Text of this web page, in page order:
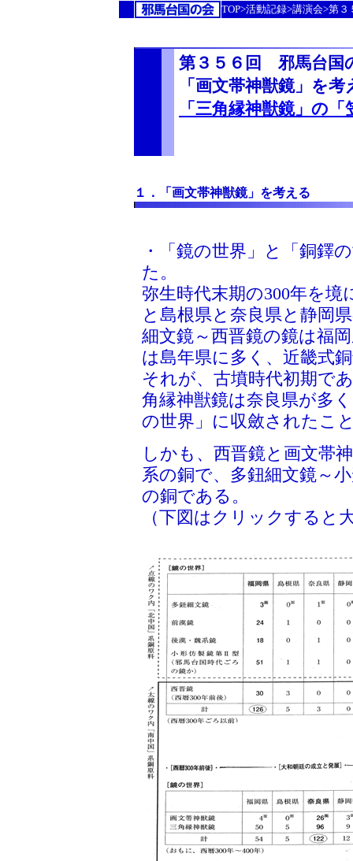
TOP>活動記録>講演会>第３
第３５６回 邪馬台国
「画文帯神獣鏡」を考
「三角縁神獣鏡」の
１．「画文帯神獣鏡」を考える
・「鏡の世界」と「銅鐸
た。
弥生時代末期の300年を境
と島根県と奈良県と静岡
細文鏡～西晋鏡の鏡は福
は島年県に多く、近畿式
それが、古墳時代初期で
角縁神獣鏡は奈良県が多
の世界」に収斂されたこ
しかも、西晋鏡と画文帯
系の銅で、多鈕細文鏡～
の銅である。
（下図はクリックすると